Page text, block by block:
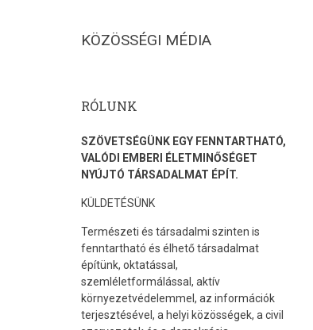
KÖZÖSSÉGI MÉDIA
RÓLUNK
SZÖVETSÉGÜNK EGY FENNTARTHATÓ,
VALÓDI EMBERI ÉLETMINŐSÉGET
NYÚJTÓ TÁRSADALMAT ÉPÍT.
KÜLDETÉSÜNK
Természeti és társadalmi szinten is
fenntartható és élhető társadalmat
építünk, oktatással,
szemléletformálással, aktív
környezetvédelemmel, az információk
terjesztésével, a helyi közösségek, a civil